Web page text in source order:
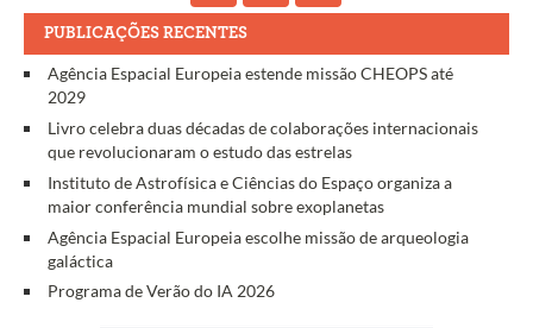
PUBLICAÇÕES RECENTES
Agência Espacial Europeia estende missão CHEOPS até
2029
Livro celebra duas décadas de colaborações internacionais
que revolucionaram o estudo das estrelas
Instituto de Astrofísica e Ciências do Espaço organiza a
maior conferência mundial sobre exoplanetas
Agência Espacial Europeia escolhe missão de arqueologia
galáctica
Programa de Verão do IA 2026